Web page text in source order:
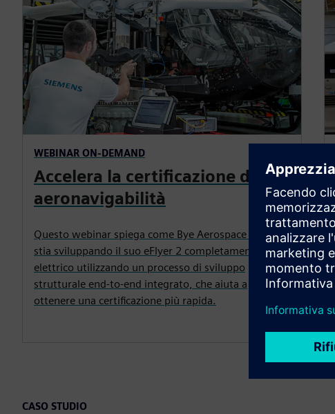
WEBINAR ON-DEMAND
Accelera la certificazione di
aeronavigabilità
Questo webinar spiega come Bye Aerospace (BA)
stia sviluppando il suo eFlyer 2 completamente
elettrico utilizzando un processo di sviluppo
strutturale end-to-end integrato, che aiuta a
ottenere una certificazione più rapida.
CASO STUDIO